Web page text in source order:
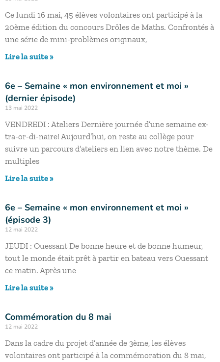
Ce lundi 16 mai, 45 élèves volontaires ont participé à la
20ème édition du concours Drôles de Maths. Confrontés à
une série de mini-problèmes originaux,
Lire la suite »
6e – Semaine « mon environnement et moi »
(dernier épisode)
13 mai 2022
VENDREDI : Ateliers Dernière journée d’une semaine ex-
tra-or-di-naire! Aujourd’hui, on reste au collège pour
suivre un parcours d’ateliers en lien avec notre thème. De
multiples
Lire la suite »
6e – Semaine « mon environnement et moi »
(épisode 3)
12 mai 2022
JEUDI : Ouessant De bonne heure et de bonne humeur,
tout le monde était prêt à partir en bateau vers Ouessant
ce matin. Après une
Lire la suite »
Commémoration du 8 mai
12 mai 2022
Dans la cadre du projet d’année de 3ème, les élèves
volontaires ont participé à la commémoration du 8 mai,